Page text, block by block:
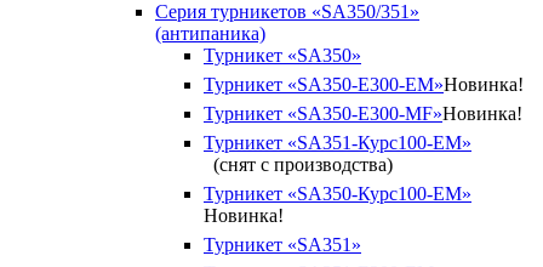
Серия турникетов «SA350/351»
(антипаника)
Турникет «SA350»
Турникет «SA350-Е300-EM»Новинка!
Турникет «SA350-Е300-MF»Новинка!
Турникет «SA351-Курс100-ЕМ»
(снят с производства)
Турникет «SA350-Курс100-EM»
Новинка!
Турникет «SA351»